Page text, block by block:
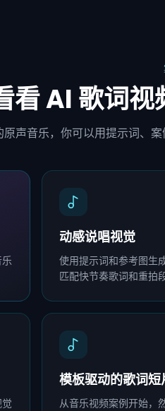
看 AI 歌词
声音乐，你可以用提示词、
动感说唱视觉
使用提示词和参考图生
匹配快节奏歌词和重拍
模板驱动的歌词短
从音乐视频案例开始，